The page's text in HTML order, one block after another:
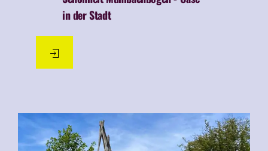
Plätze & Orte
13.09.2021
★ Zum Mühlbachbogen chillen
Schönheit Mühlbachbogen - Oase